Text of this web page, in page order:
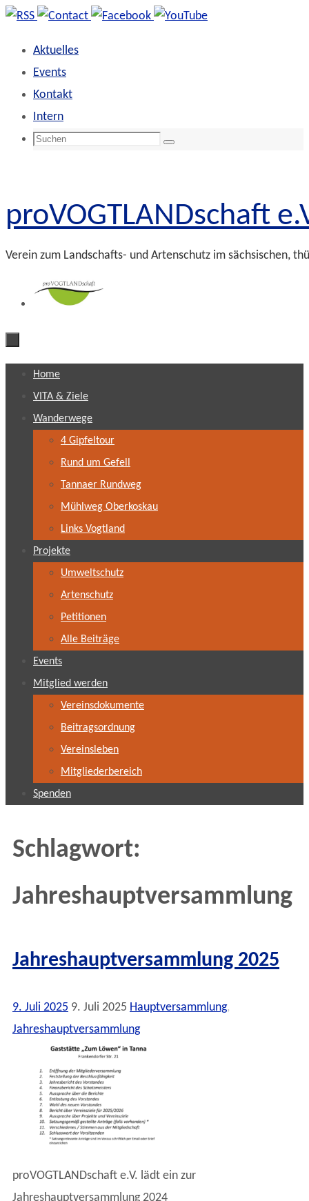
Zum
springen
Aktuelles
Events
Kontakt
Intern
Suchen
Suchen
proVOGTLANDschaft
Verein zum Landschafts- und Artenschutz im sächsischen,
Inhalt
springen
Home
VITA & Ziele
Wanderwege
4 Gipfeltour
Rund um Gefell
Tannaer Rundweg
Mühlweg Oberkoskau
Links Vogtland
Projekte
Umweltschutz
Artenschutz
Petitionen
Alle Beiträge
Events
Mitglied werden
Vereinsdokumente
Beitragsordnung
Vereinsleben
Mitgliederbereich
Spenden
Schlagwort:
Jahreshauptversammlung
Jahreshauptversammlung 2025
9. Juli 2025 9. Juli 2025 Hauptversammlung,
Jahreshauptversammlung
proVOGTLANDschaft e.V. lädt ein zur
Jahreshauptversammlung 2024